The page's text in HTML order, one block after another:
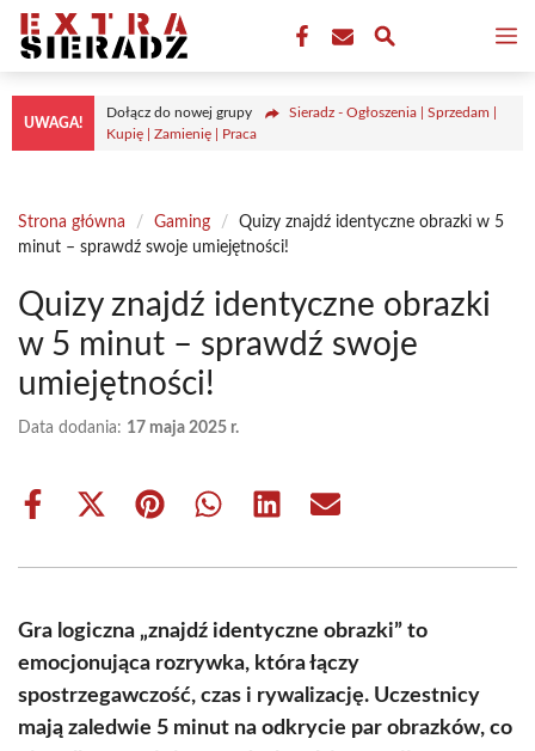
Przejdź
treści
UWAGA!
Dołącz do nowej grupy
Sieradz - Ogłoszenia | Sprzedam |
Kupię | Zamienię | Praca
Strona główna / Gaming /
Quizy znajdź identyczne obrazki w 5
minut – sprawdź swoje umiejętności!
Quizy znajdź identyczne obrazki
w 5 minut – sprawdź swoje
umiejętności!
Data dodania: 17 maja 2025 r.
Share
Share
(Twitter)
Share Share Share Share
Gra logiczna „znajdź identyczne obrazki” to
emocjonująca rozrywka, która łączy
spostrzegawczość, czas i rywalizację. Uczestnicy
mają zaledwie 5 minut na odkrycie par obrazków, co